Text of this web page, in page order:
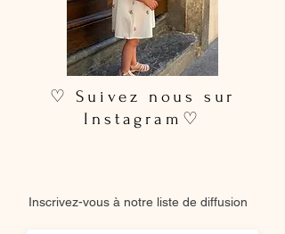
♡ Suivez nous sur
Instagram♡
Inscrivez-vous à notre liste de diffusion